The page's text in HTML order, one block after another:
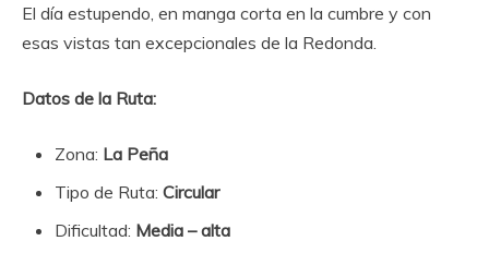
El día estupendo, en manga corta en la cumbre y con
esas vistas tan excepcionales de la Redonda.
Datos de la Ruta:
Zona: La Peña
Tipo de Ruta: Circular
Dificultad: Media – alta